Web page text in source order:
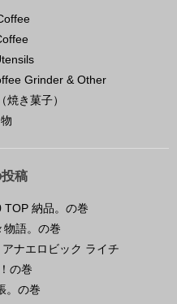
Grinder & Other
き菓子）
稿
納品。の巻
物語。の巻
ナエロビック ライチ
の巻
。の巻